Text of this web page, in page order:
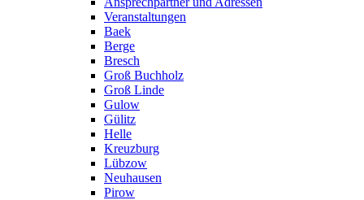
Veranstaltungen
Baek
Berge
Bresch
Groß Buchholz
Groß Linde
Gulow
Gülitz
Helle
Kreuzburg
Lübzow
Neuhausen
Pirow